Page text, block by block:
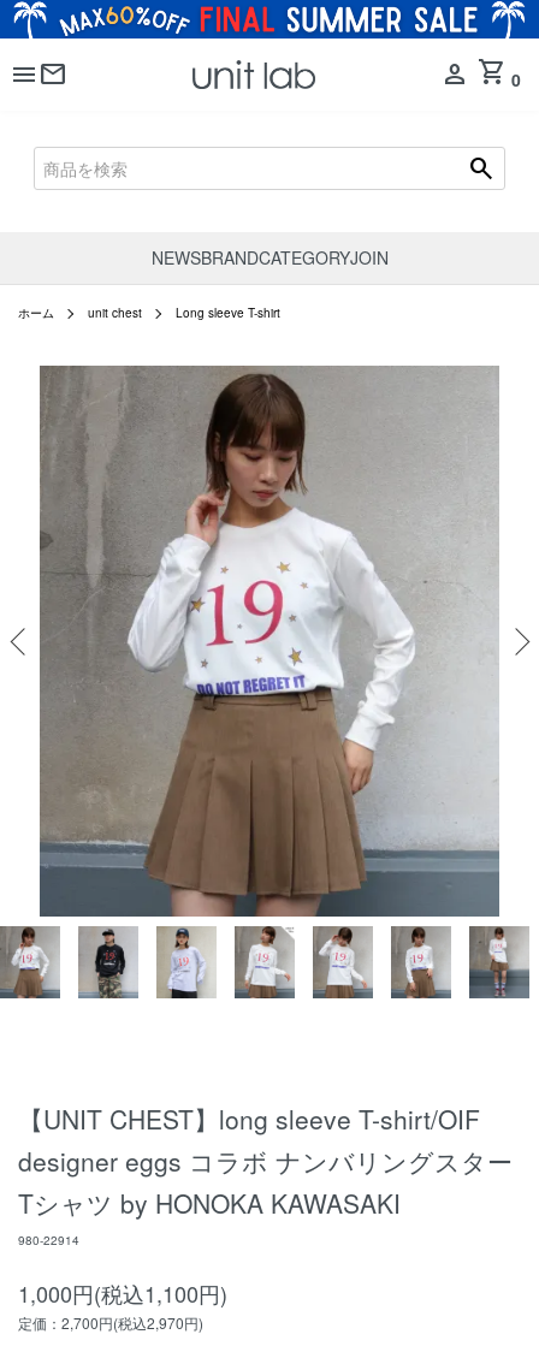
menumail person shopping_cart 0
search
NEWSBRANDCATEGORYJOIN
ホーム unit chest Long sleeve T-shirt
【UNIT CHEST】long sleeve T-shirt/OIF
designer eggs コラボ ナンバリングスター
Tシャツ by HONOKA KAWASAKI
980-22914
1,000円(税込1,100円)
定価：2,700円(税込2,970円)